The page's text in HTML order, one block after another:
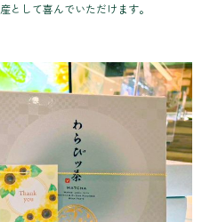
として喜んでいただけます。